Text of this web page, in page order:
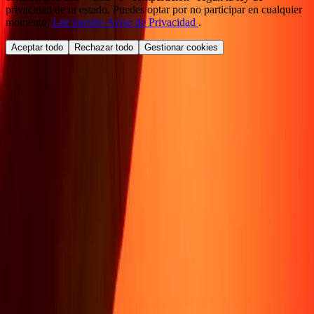
privacidad de tu estado. Puedes optar por no participar en cualquier
momento. Lee nuestro Aviso de Privacidad .
Aceptar todo Rechazar todo Gestionar cookies